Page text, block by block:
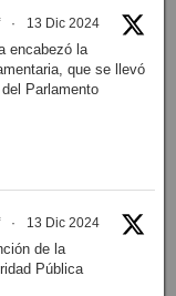
· 13 Dic 2024
encabezó la
que se llevó
Parlamento
· 13 Dic 2024
de la
Pública